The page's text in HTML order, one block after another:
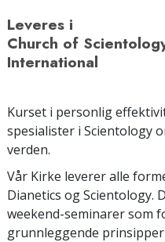
Leveres i
Church of
International
Kurset i personlig
spesialister i Scientology
verden.
Vår Kirke leverer alle
Dianetics og Scientology.
weekend-seminarer som
grunnleggende